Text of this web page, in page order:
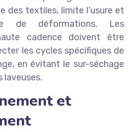
des textiles, limite l’usure et
de déformations. Les
cadence doivent être
les cycles spécifiques de
en évitant le sur-séchage
laveuses.
et